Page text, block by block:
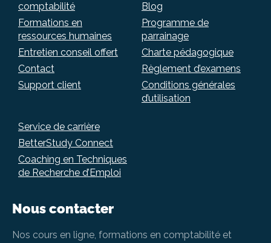
comptabilité
Formations en
ressources humaines
Entretien conseil offert
Contact
Support client
Blog
Programme de
parrainage
Charte pédagogique
Règlement d’examens
Conditions générales
d’utilisation
Service de carrière
BetterStudy Connect
Coaching en Techniques
de Recherche d’Emploi
Nous contacter
Nos cours en ligne, formations en comptabilité et